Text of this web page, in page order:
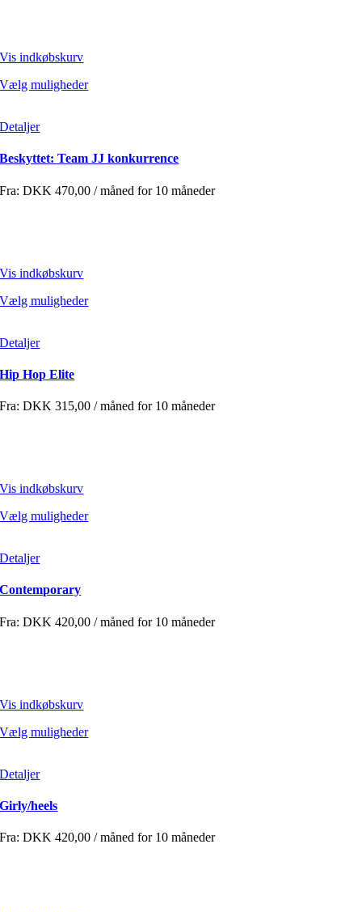
Vis indkøbskurv
Vælg muligheder
Detaljer
Beskyttet: Team JJ konkurrence
Fra:DKK 470,00 / måned for 10 måneder
Vis indkøbskurv
Vælg muligheder
Detaljer
Hip Hop Elite
Fra:DKK 315,00 / måned for 10 måneder
Vis indkøbskurv
Vælg muligheder
Detaljer
Contemporary
Fra:DKK 420,00 / måned for 10 måneder
Vis indkøbskurv
Vælg muligheder
Detaljer
Girly/heels
Fra:DKK 420,00 / måned for 10 måneder